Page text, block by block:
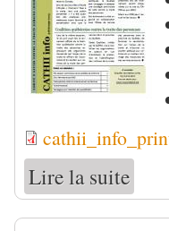
Lire la suite